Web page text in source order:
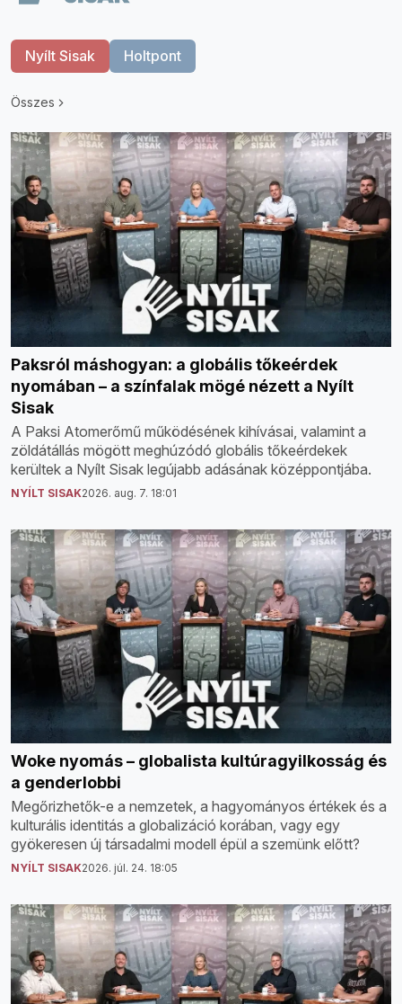
Nyílt Sisak Holtpont
Összes
Paksról máshogyan: a globális tőkeérdek
nyomában – a színfalak mögé nézett a Nyílt
Sisak
A Paksi Atomerőmű működésének kihívásai, valamint a
zöldátállás mögött meghúzódó globális tőkeérdekek
kerültek a Nyílt Sisak legújabb adásának középpontjába.
NYÍLT SISAK2026. aug. 7. 18:01
Woke nyomás – globalista kultúragyilkosság és
a genderlobbi
Megőrizhetők-e a nemzetek, a hagyományos értékek és a
kulturális identitás a globalizáció korában, vagy egy
gyökeresen új társadalmi modell épül a szemünk előtt?
NYÍLT SISAK2026. júl. 24. 18:05